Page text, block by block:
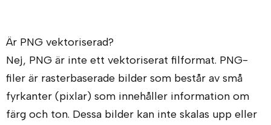
Är PNG vektoriserad?
Nej, PNG är inte ett vektoriserat filformat. PNG-
filer är rasterbaserade bilder som består av små
fyrkanter (pixlar) som innehåller information om
färg och ton. Dessa bilder kan inte skalas upp eller